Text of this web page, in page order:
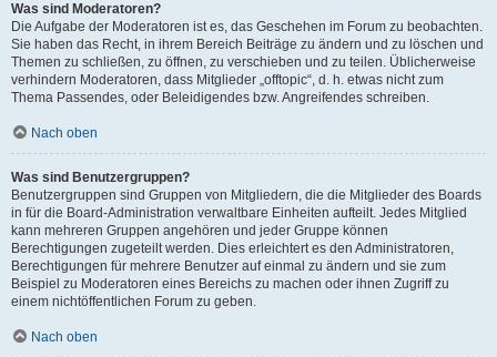
Was sind Moderatoren?
Die Aufgabe der Moderatoren ist es, das Geschehen im Forum zu beobachten.
Sie haben das Recht, in ihrem Bereich Beiträge zu ändern und zu löschen und
Themen zu schließen, zu öffnen, zu verschieben und zu teilen. Üblicherweise
verhindern Moderatoren, dass Mitglieder „offtopic“, d. h. etwas nicht zum
Thema Passendes, oder Beleidigendes bzw. Angreifendes schreiben.
Nach oben
Was sind Benutzergruppen?
Benutzergruppen sind Gruppen von Mitgliedern, die die Mitglieder des Boards
in für die Board-Administration verwaltbare Einheiten aufteilt. Jedes Mitglied
kann mehreren Gruppen angehören und jeder Gruppe können
Berechtigungen zugeteilt werden. Dies erleichtert es den Administratoren,
Berechtigungen für mehrere Benutzer auf einmal zu ändern und sie zum
Beispiel zu Moderatoren eines Bereichs zu machen oder ihnen Zugriff zu
einem nichtöffentlichen Forum zu geben.
Nach oben